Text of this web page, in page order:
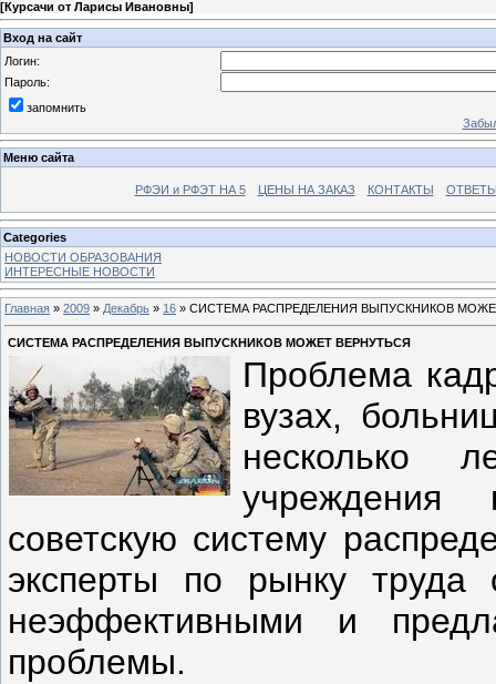
[Курсачи от Ларисы Ивановны]
Вход на сайт
Логин:
Пароль:
запомнить
Меню сайта
РФЭИ и РФЭТ НА 5 ЦЕНЫ НА ЗАКАЗ КОНТАКТЫ
Categories
НОВОСТИ ОБРАЗОВАНИЯ
ИНТЕРЕСНЫЕ НОВОСТИ
Главная » 2009 » Декабрь » 16 » СИСТЕМА РАСПРЕДЕЛЕНИЯ ВЫПУСКНИКОВ
СИСТЕМА РАСПРЕДЕЛЕНИЯ ВЫПУСКНИКОВ МОЖЕТ ВЕРНУТЬСЯ
Проблема
вузах,
несколько
учреждения
советскую систему
эксперты по рынку труда
неэффективными и
проблемы.